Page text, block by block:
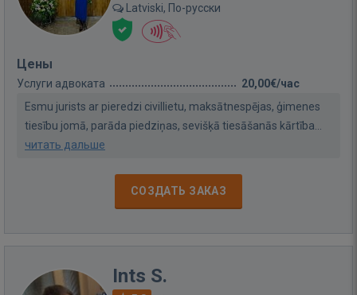
Latviski, По-русски
Цены
Услуги адвоката
20,00€/час
Esmu jurists ar pieredzi civillietu, maksātnespējas, ģimenes
tiesību jomā, parāda piedziņas, sevišķā tiesāšanās kārtība...
читать дальше
СОЗДАТЬ ЗАКАЗ
Ints S.